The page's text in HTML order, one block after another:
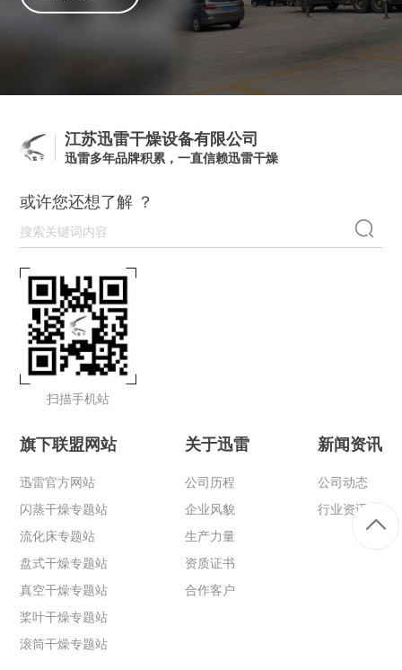
江苏迅雷干燥设备有限公司
迅雷多年品牌积累，一直信赖迅雷干燥
或许您还想了解 ？
扫描手机站
旗下联盟网站
迅雷官方网站
闪蒸干燥专题站
流化床专题站
盘式干燥专题站
真空干燥专题站
桨叶干燥专题站
滚筒干燥专题站
关于迅雷
公司历程
企业风貌
生产力量
资质证书
合作客户
新闻资讯
公司动态
行业资讯